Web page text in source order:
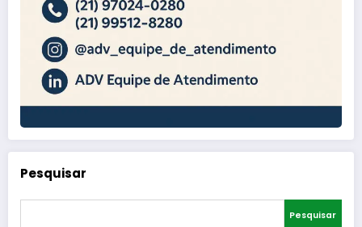
Pesquisar
Pesquisar